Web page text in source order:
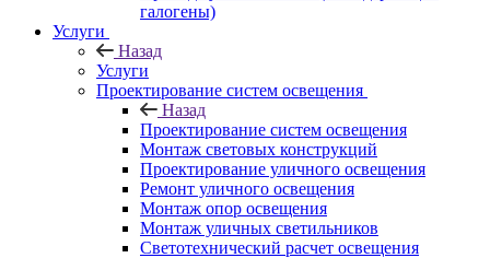
галогены)
Услуги
Назад
Услуги
Проектирование систем освещения
Назад
Проектирование систем освещения
Монтаж световых конструкций
Проектирование уличного освещения
Ремонт уличного освещения
Монтаж опор освещения
Монтаж уличных светильников
Светотехнический расчет освещения